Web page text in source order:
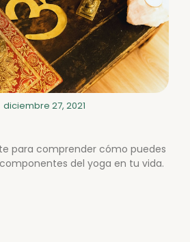
diciembre 27, 2021
para comprender cómo puedes
del yoga en tu vida.